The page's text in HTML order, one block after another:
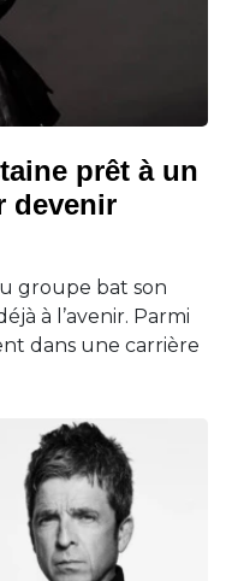
prêt à un
devenir
groupe bat son
à l’avenir. Parmi
dans une carrière